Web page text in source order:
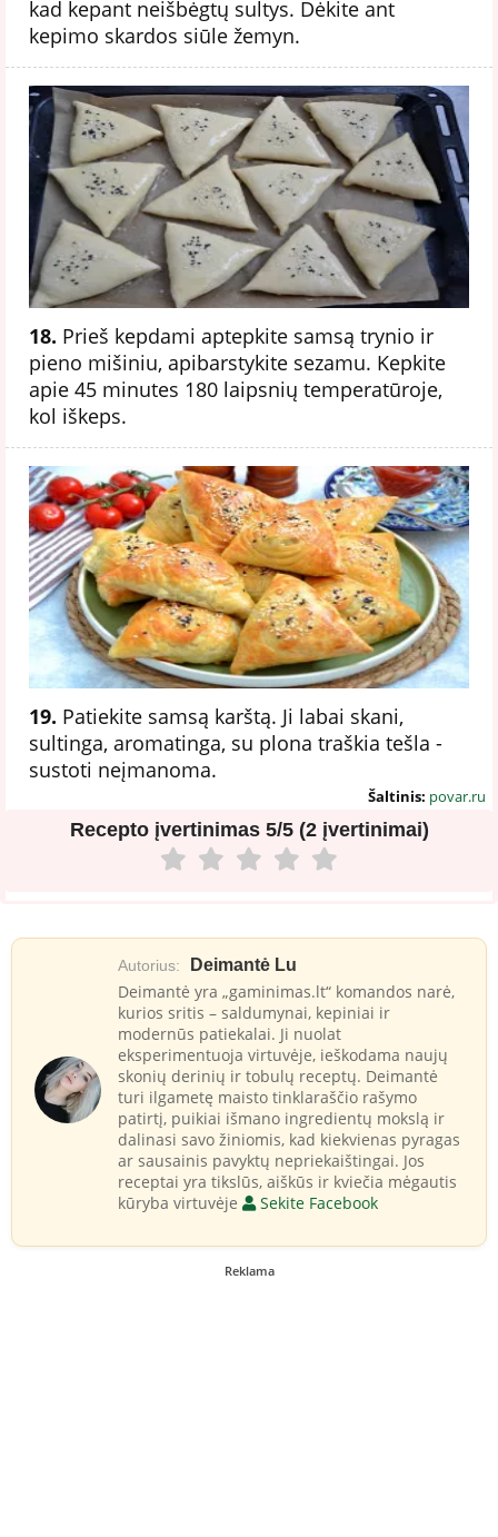
kad kepant neišbėgtų sultys. Dėkite ant
kepimo skardos siūle žemyn.
18. Prieš kepdami aptepkite samsą trynio ir
pieno mišiniu, apibarstykite sezamu. Kepkite
apie 45 minutes 180 laipsnių temperatūroje,
kol iškeps.
19. Patiekite samsą karštą. Ji labai skani,
sultinga, aromatinga, su plona traškia tešla -
sustoti neįmanoma.
Šaltinis: povar.ru
Recepto įvertinimas 5/5 (2 įvertinimai)
Autorius: Deimantė Lu
Deimantė yra „gaminimas.lt“ komandos narė,
kurios sritis – saldumynai, kepiniai ir
modernūs patiekalai. Ji nuolat
eksperimentuoja virtuvėje, ieškodama naujų
skonių derinių ir tobulų receptų. Deimantė
turi ilgametę maisto tinklaraščio rašymo
patirtį, puikiai išmano ingredientų mokslą ir
dalinasi savo žiniomis, kad kiekvienas pyragas
ar sausainis pavyktų nepriekaištingai. Jos
receptai yra tikslūs, aiškūs ir kviečia mėgautis
kūryba virtuvėje
Sekite Facebook
Reklama